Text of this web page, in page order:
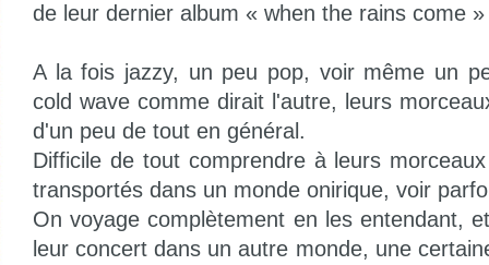
de leur dernier album « when the rains come »
A la fois jazzy, un peu pop, voir même un
cold wave comme dirait l'autre, leurs
d'un peu de tout en général.
Difficile de tout comprendre à leurs
transportés dans un monde onirique, voir
On voyage complètement en les entendant,
leur concert dans un autre monde, une